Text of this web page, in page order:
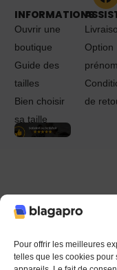
Pour offrir les meilleures
telles que les cookies pour
INFORMATIONS
Ouvrir une
boutique
Guide des
tailles
Bien choisir
sa taille
Option
prénom
de
© 2022 - 2024